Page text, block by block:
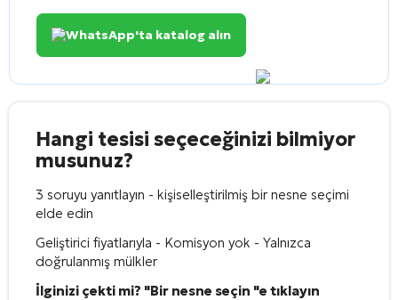
WhatsApp'ta katalog alın
Hangi tesisi seçeceğinizi bilmiyor
musunuz?
3 soruyu yanıtlayın - kişiselleştirilmiş bir nesne seçimi
elde edin
Geliştirici fiyatlarıyla - Komisyon yok - Yalnızca
doğrulanmış mülkler
İlginizi çekti mi? "Bir nesne seçin "e tıklayın